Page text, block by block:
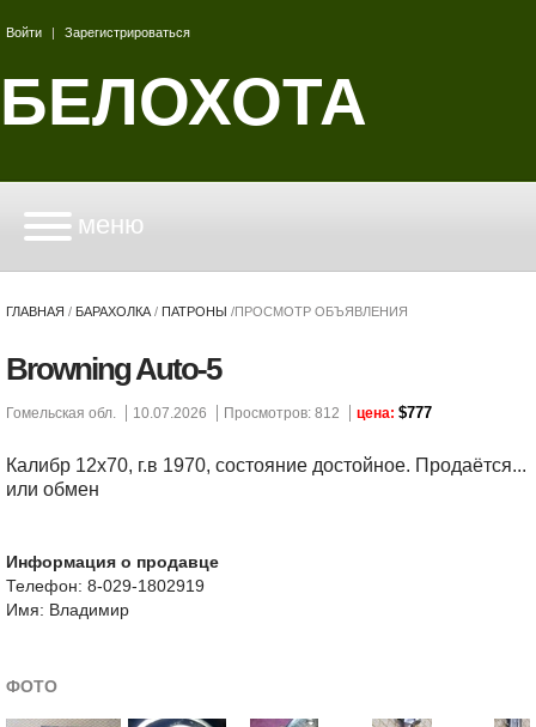
Войти | Зарегистрироваться
БЕЛОХОТА
меню
ГЛАВНАЯ / БАРАХОЛКА / ПАТРОНЫ /ПРОСМОТР ОБЪЯВЛЕНИЯ
Browning Auto-5
Гомельская обл. 10.07.2026 Просмотров: 812 цена: $777
Калибр 12х70, г.в 1970, состояние достойное. Продаётся...
или обмен
Информация о продавце
Телефон: 8-029-1802919
Имя: Владимир
ФОТО